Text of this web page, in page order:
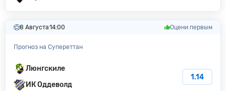
8 Августа14:00 Оцени первым
Прогноз на Супереттан
Люнгскиле
ИК Оддеволд
1.14